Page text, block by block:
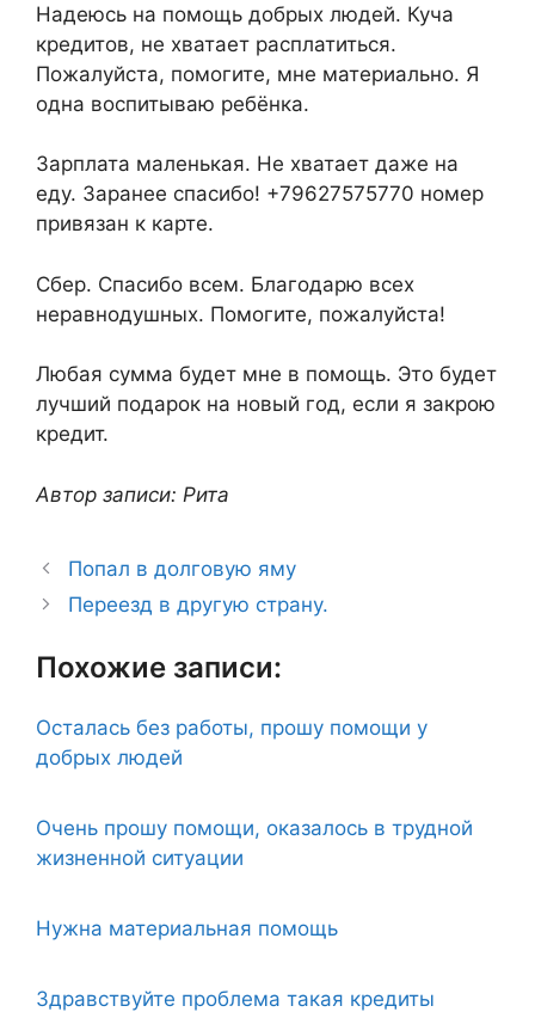
Надеюсь на помощь добрых людей. Куча
кредитов, не хватает расплатиться.
Пожалуйста, помогите, мне материально. Я
одна воспитываю ребёнка.
Зарплата маленькая. Не хватает даже на
еду. Заранее спасибо! +79627575770 номер
привязан к карте.
Сбер. Спасибо всем. Благодарю всех
неравнодушных. Помогите, пожалуйста!
Любая сумма будет мне в помощь. Это будет
лучший подарок на новый год, если я закрою
кредит.
Автор записи: Рита
Попал в долговую яму
Переезд в другую страну.
Похожие записи:
Осталась без работы, прошу помощи у
добрых людей
Очень прошу помощи, оказалось в трудной
жизненной ситуации
Нужна материальная помощь
Здравствуйте проблема такая кредиты